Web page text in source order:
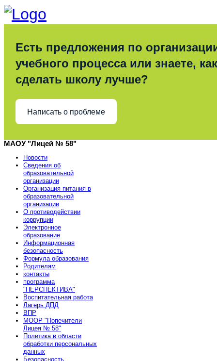
Есть предложения по
учебного процесса или знаете, как
сделать школу лучше?
Написать о проблеме
МАОУ "Лицей № 58"
Новости
Сведения об
образовательной
организации
Организация питания в
образовательной
организации
О противодействии
коррупции
Электронное
образование
Информационная
безопасность
Формула образования
Родителям
контакты
программа
"ПЕРСПЕКТИВА"
Воспитательная работа
Лагерь ДПД
ВПР
МООР "Попечители
Лицея № 58"
Политика в области
обработки персональных
данных
Безопасность